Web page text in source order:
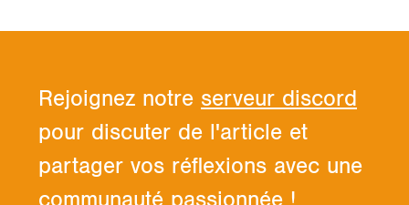
Rejoignez notre serveur discord
pour discuter de l'article et
partager vos réflexions avec une